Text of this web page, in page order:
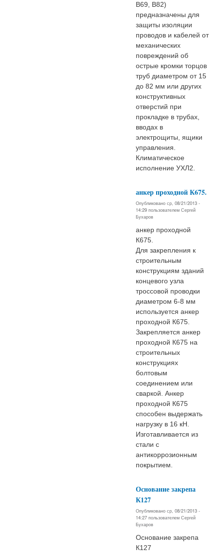
В69, В82)
предназначены для
защиты изоляции
проводов и кабелей от
механических
повреждений об
острые кромки торцов
труб диаметром от 15
до 82 мм или других
конструктивных
отверстий при
прокладке в трубах,
вводах в
электрощиты, ящики
управления.
Климатическое
исполнение УХЛ2.
анкер проходной К675.
Опубликовано ср, 08/21/2013 -
14:29 пользователем Сергей
Бухаров
анкер проходной
К675.
Для закрепления к
строительным
конструкциям зданий
концевого узла
троссовой проводки
диаметром 6-8 мм
используется анкер
проходной К675.
Закрепляется анкер
проходной К675 на
строительных
конструкциях
болтовым
соединением или
сваркой. Анкер
проходной К675
способен выдержать
нагрузку в 16 кН.
Изготавливается из
стали с
антикоррозионным
покрытием.
Основание закрепа
К127
Опубликовано ср, 08/21/2013 -
14:27 пользователем Сергей
Бухаров
Основание закрепа
К127